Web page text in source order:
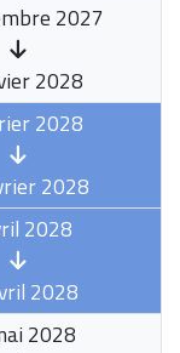
2027
2028
2028
2028
2028
2028
2028